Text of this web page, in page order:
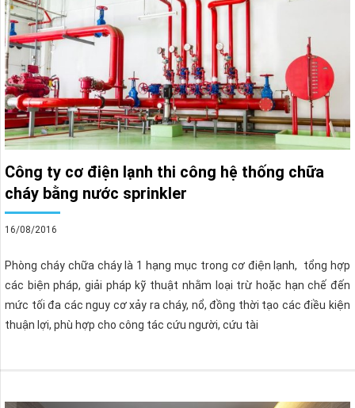
Công ty cơ điện lạnh thi công hệ thống chữa
cháy bằng nước sprinkler
16/08/2016
Phòng cháy chữa cháy là 1 hạng mục trong cơ điện lạnh, tổng hợp
các biện pháp, giải pháp kỹ thuật nhằm loại trừ hoặc hạn chế đến
mức tối đa các nguy cơ xảy ra cháy, nổ, đồng thời tạo các điều kiện
thuận lợi, phù hợp cho công tác cứu người, cứu tài